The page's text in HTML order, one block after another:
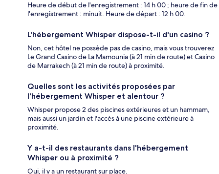
Heure de début de l'enregistrement : 14 h 00 ; heure de fin de
l'enregistrement : minuit. Heure de départ : 12 h 00.
L'hébergement Whisper dispose-t-il d'un casino ?
Non, cet hôtel ne possède pas de casino, mais vous trouverez
Le Grand Casino de La Mamounia (à 21 min de route) et Casino
de Marrakech (à 21 min de route) à proximité.
Quelles sont les activités proposées par
l'hébergement Whisper et alentour ?
Whisper propose 2 des piscines extérieures et un hammam,
mais aussi un jardin et l'accès à une piscine extérieure à
proximité.
Y a-t-il des restaurants dans l'hébergement
Whisper ou à proximité ?
Oui, il y a un restaurant sur place.